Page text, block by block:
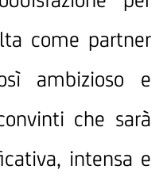
come partner
ambizioso e
che sarà
intensa e